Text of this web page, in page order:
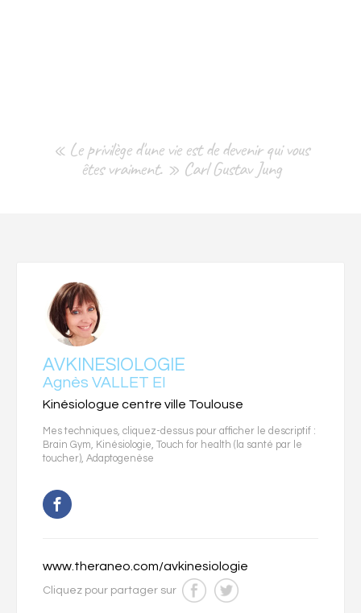
« Le privilège d'une vie est de devenir qui vous
êtes vraiment. » Carl Gustav Jung
AVKINESIOLOGIE
Agnès VALLET EI
Kinésiologue centre ville Toulouse
Mes techniques, cliquez-dessus pour afficher le descriptif :
Brain Gym, Kinésiologie,Touch for health (la santé par le
toucher),Adaptogenèse
www.theraneo.com/avkinesiologie
Cliquez pour partager sur